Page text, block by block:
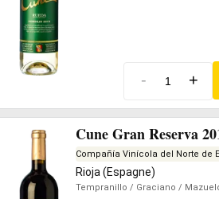
- +
Cune Gran Reserva
Compañía Vinícola del Norte de
Rioja (Espagne)
Tempranillo / Graciano /